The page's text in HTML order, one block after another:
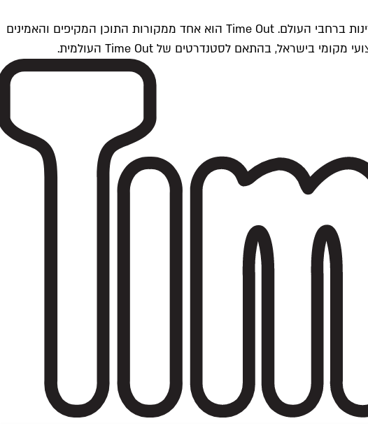
Time Outתל אביב הוא חלק מרשת Time Out Global — רשת מדיה בינלאומית הפועלת ב-360 ערים מרכזיות וב-60 מדינות ברחבי העולם. Time Out הוא אחד ממקורות התוכן המקיפים והאמינים